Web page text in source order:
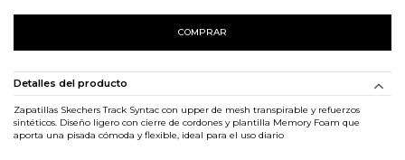
COMPRAR
Detalles del producto
Zapatillas Skechers Track Syntac con upper de mesh transpirable y refuerzos
sintéticos. Diseño ligero con cierre de cordones y plantilla Memory Foam que
aporta una pisada cómoda y flexible, ideal para el uso diario